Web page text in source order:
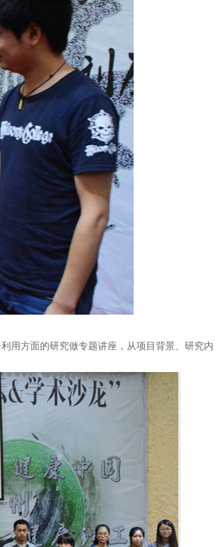
用方面的研究做专题讲座，从项目背景、研究内